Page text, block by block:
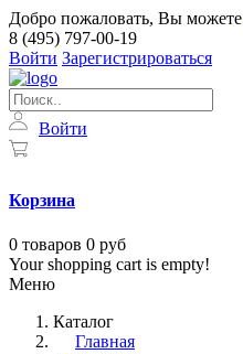
Добро пожаловать, Вы можете
8 (495) 797-00-19
Войти Зарегистрироваться
Войти
Корзина
0 товаров 0 руб
Your shopping cart is empty!
Меню
Каталог
Главная